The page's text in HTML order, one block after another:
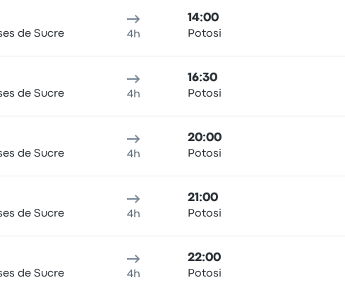
de Sucre 4h
14:00
Potosi
de Sucre 4h
16:30
Potosi
de Sucre 4h
20:00
Potosi
de Sucre 4h
21:00
Potosi
de Sucre 4h
22:00
Potosi